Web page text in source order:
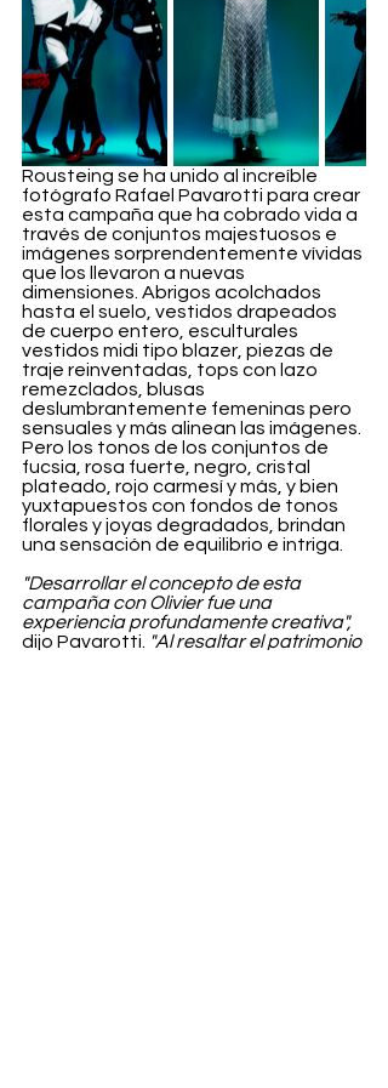
Rousteing se ha unido al increíble
fotógrafo Rafael Pavarotti para crear
esta campaña que ha cobrado vida a
través de conjuntos majestuosos e
imágenes sorprendentemente vívidas
que los llevaron a nuevas
dimensiones. Abrigos acolchados
hasta el suelo, vestidos drapeados
de cuerpo entero, esculturales
vestidos midi tipo blazer, piezas de
traje reinventadas, tops con lazo
remezclados, blusas
deslumbrantemente femeninas pero
sensuales y más alinean las imágenes.
Pero los tonos de los conjuntos de
fucsia, rosa fuerte, negro, cristal
plateado, rojo carmesí y más, y bien
yuxtapuestos con fondos de tonos
florales y joyas degradados, brindan
una sensación de equilibrio e intriga.
"Desarrollar el concepto de esta
campaña con Olivier fue una
experiencia profundamente creativa",
dijo Pavarotti.
"Al resaltar el patrimonio